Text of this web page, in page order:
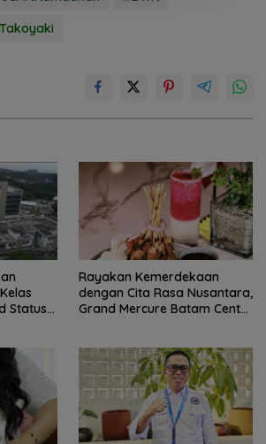
Status
Rayakan Kemerdekaan
dengan Cita Rasa Nusantara,
Grand Mercure Batam Centre